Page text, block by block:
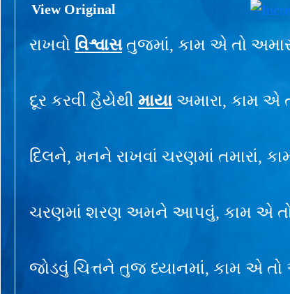
View Original
રાખવો વિશ્વાસતુજમાં, કામ એ તો
દૂર કરવી હૈયેથી માયા અમારા, કામ એ
દિલને, મનને રાખવાં ચરણમાં તમારાં,
ચરણમાં શરણ અમને આપવું, કામ એ
જોડવું ચિત્તને તુજ ધ્યાનમાં, કામ એ